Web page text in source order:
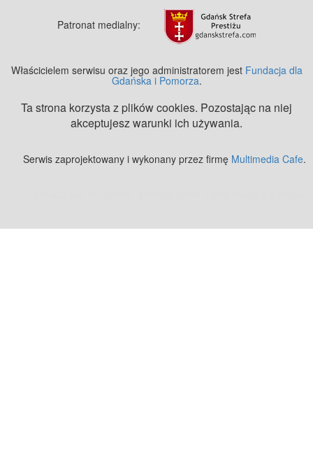
Patronat medialny:
Właścicielem serwisu oraz jego administratorem jest Fundacja dla
Gdańska i Pomorza.
Ta strona korzysta z plików cookies. Pozostając na niej
akceptujesz warunki ich używania.
Serwis zaprojektowany i wykonany przez firmę Multimedia Cafe.